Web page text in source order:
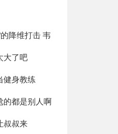
降维打击 韦
大了吧
健身教练
的都是别人啊
叔叔来